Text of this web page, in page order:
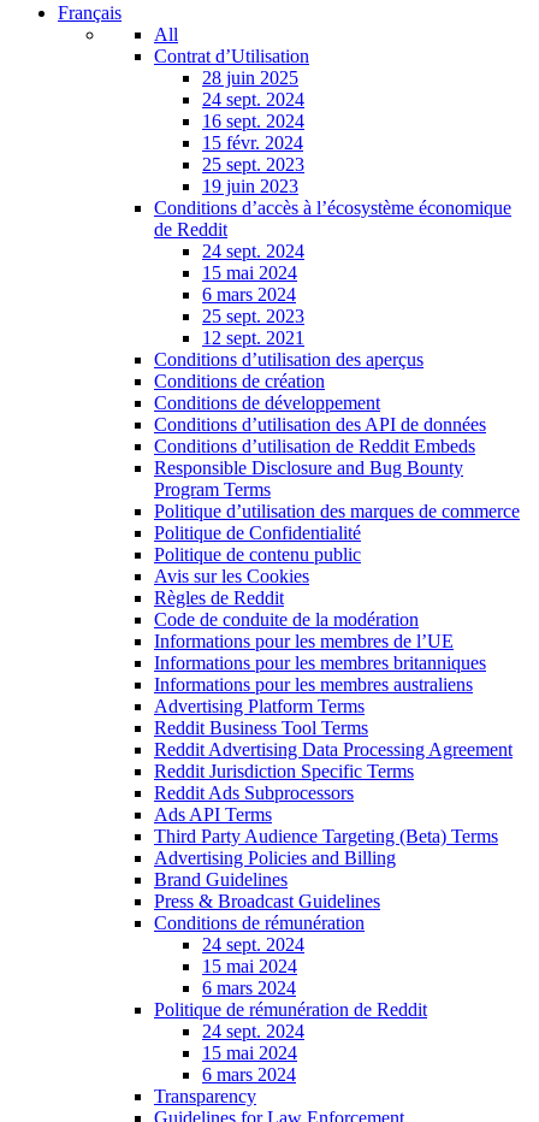
Français
All
Contrat d’Utilisation
28 juin 2025
24 sept. 2024
16 sept. 2024
15 févr. 2024
25 sept. 2023
19 juin 2023
Conditions d’accès à l’écosystème économique
de Reddit
24 sept. 2024
15 mai 2024
6 mars 2024
25 sept. 2023
12 sept. 2021
Conditions d’utilisation des aperçus
Conditions de création
Conditions de développement
Conditions d’utilisation des API de données
Conditions d’utilisation de Reddit Embeds
Responsible Disclosure and Bug Bounty
Program Terms
Politique d’utilisation des marques de commerce
Politique de Confidentialité
Politique de contenu public
Avis sur les Cookies
Règles de Reddit
Code de conduite de la modération
Informations pour les membres de l’UE
Informations pour les membres britanniques
Informations pour les membres australiens
Advertising Platform Terms
Reddit Business Tool Terms
Reddit Advertising Data Processing Agreement
Reddit Jurisdiction Specific Terms
Reddit Ads Subprocessors
Ads API Terms
Third Party Audience Targeting (Beta) Terms
Advertising Policies and Billing
Brand Guidelines
Press & Broadcast Guidelines
Conditions de rémunération
24 sept. 2024
15 mai 2024
6 mars 2024
Politique de rémunération de Reddit
24 sept. 2024
15 mai 2024
6 mars 2024
Transparency
Guidelines for Law Enforcement